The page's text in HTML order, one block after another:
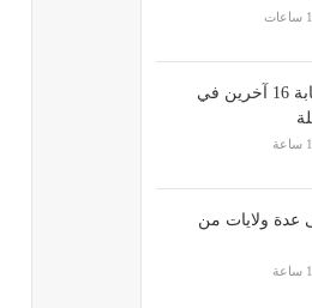
وفاة شخص وإصابة 16 آخرين في
عدة ولايات من